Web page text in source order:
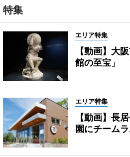
特集
エリア特集
【動画】大
館の至宝」
エリア特集
【動画】長
園にチーム